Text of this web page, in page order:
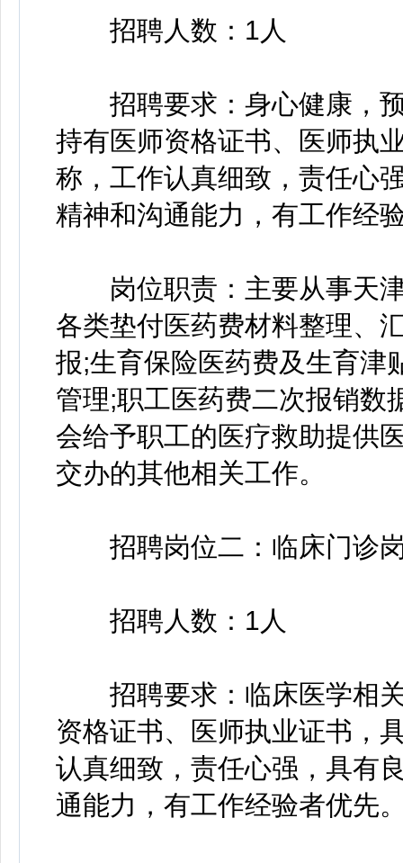
招聘人数：1人
招聘要求：身心健康，预
持有医师资格证书、医师执
称，工作认真细致，责任心
精神和沟通能力，有工作经
岗位职责：主要从事天津
各类垫付医药费材料整理、
报;生育保险医药费及生育津
管理;职工医药费二次报销数
会给予职工的医疗救助提供
交办的其他相关工作。
招聘岗位二：临床门诊
招聘人数：1人
招聘要求：临床医学相关
资格证书、医师执业证书，
认真细致，责任心强，具有
通能力，有工作经验者优先